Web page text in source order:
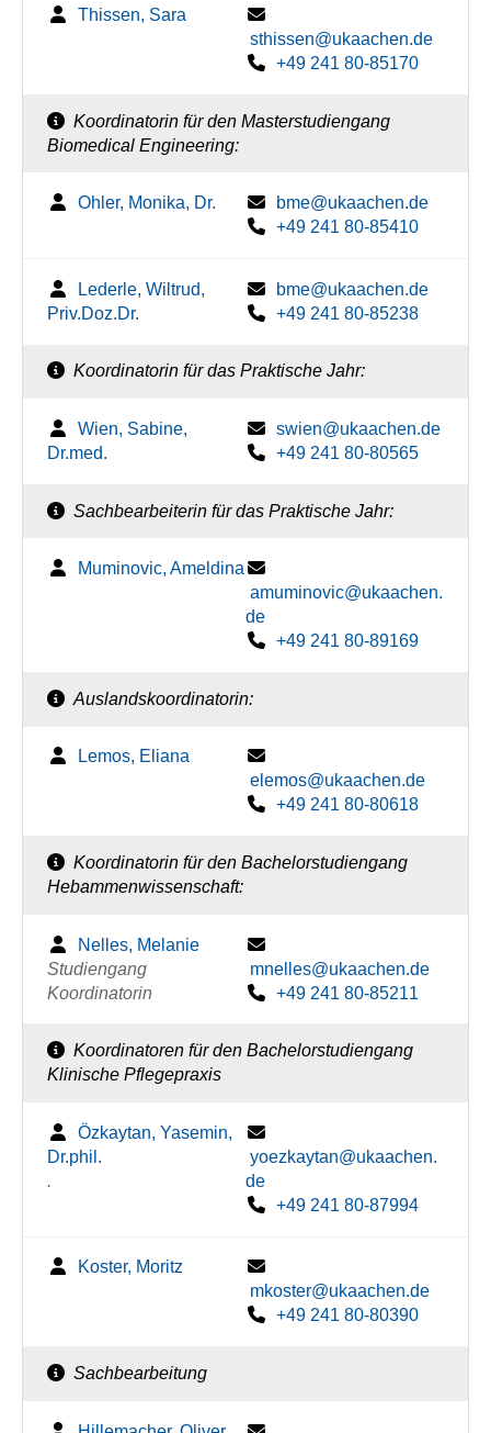
Thissen, Sara
sthissen@ukaachen.de
+49 241 80-85170
Koordinatorin für den Masterstudiengang
Biomedical Engineering:
Ohler, Monika, Dr.
bme@ukaachen.de
+49 241 80-85410
Lederle, Wiltrud,
Priv.Doz.Dr.
bme@ukaachen.de
+49 241 80-85238
Koordinatorin für das Praktische Jahr:
Wien, Sabine,
Dr.med.
swien@ukaachen.de
+49 241 80-80565
Sachbearbeiterin für das Praktische Jahr:
Muminovic, Ameldina
amuminovic@ukaachen.
de
+49 241 80-89169
Auslandskoordinatorin:
Lemos, Eliana
elemos@ukaachen.de
+49 241 80-80618
Koordinatorin für den Bachelorstudiengang
Hebammenwissenschaft:
Nelles, Melanie
Studiengang
Koordinatorin
mnelles@ukaachen.de
+49 241 80-85211
Koordinatoren für den Bachelorstudiengang
Klinische Pflegepraxis
Özkaytan, Yasemin,
Dr.phil.
.
yoezkaytan@ukaachen.
de
+49 241 80-87994
Koster, Moritz
mkoster@ukaachen.de
+49 241 80-80390
Sachbearbeitung